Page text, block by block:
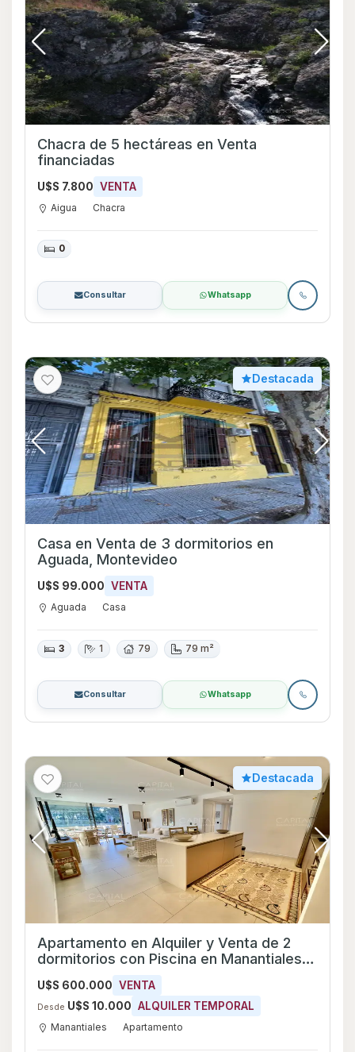
Chacra de 5 hectáreas en Venta
financiadas
U$S 7.800 VENTA
Aigua Chacra
0
Consultar Whatsapp
Destacada
Casa en Venta de 3 dormitorios en
Aguada, Montevideo
U$S 99.000 VENTA
Aguada Casa
3 1 79 79 m²
Consultar Whatsapp
Destacada
Apartamento en Alquiler y Venta de 2
dormitorios con Piscina en Manantiales,
U$S 600.000 VENTA
Desde U$S 10.000 ALQUILER TEMPORAL
Manantiales Apartamento